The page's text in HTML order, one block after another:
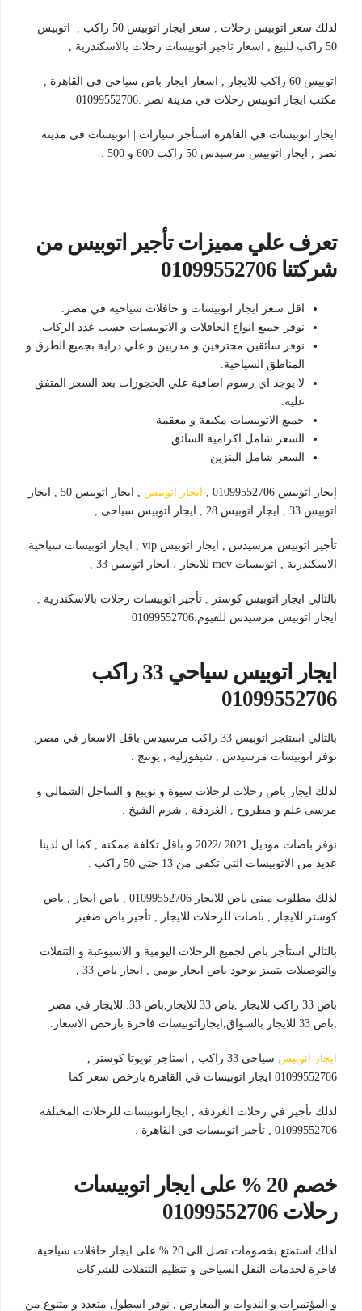
لذلك سعر اتوبيس رحلات , سعر ايجار اتوبيس 50 راكب , اتوبيس
50 راكب للبيع , اسعار تاجير اتوبيسات رحلات بالاسكندرية ,
اتوبيس 60 راكب للايجار , اسعار ايجار باص سياحي في القاهرة ,
مكتب ايجار اتوبيس رحلات في مدينة نصر .01099552706
ايجار اتوبيسات في القاهرة استأجر سيارات | اتوبيسات فى مدينة
نصر , ايجار اتوبيس مرسيدس 50 راكب 600 و 500 .
تعرف علي مميزات تأجير اتوبيس من
شركتنا 01099552706
اقل سعر ايجار اتوبيسات و حافلات سياحية في مصر.
نوفر جميع انواع الحافلات و الاتوبيسات حسب عدد الركاب.
نوفر سائقين محترفين و مدربين و علي دراية بجميع الطرق و
المناطق السياحية.
لا يوجد اي رسوم اضافية علي الحجوزات بعد السعر المتفق
عليه.
جميع الاتوبيسات مكيفة و معقمة
السعر شامل اكرامية السائق
السعر شامل البنزين
إيجار اتوبيس 01099552706 , ايجار اتوبيس
, ايجار اتوبيس 50 , ايجار
اتوبيس 33 , ايجار اتوبيس 28 , ايجار اتوبيس سياحى ,
تأجير اتوبيس مرسيدس , ايجار اتوبيس vip , ايجار اتوبيسات سياحية
الاسكندرية , اتوبيسات mcv للايجار ، ايجار اتوبيس 33 ,
بالتالي ايجار اتوبيس كوستر , تأجير اتوبيسات رحلات بالاسكندرية ,
ايجار اتوبيس مرسيدس للفيوم.01099552706
ايجار اتوبيس سياحي 33 راكب
01099552706
بالتالي استئجر اتوبيس 33 راكب مرسيدس باقل الاسعار في مصر,
نوفر اتوبيسات مرسيدس , شيفورليه , يوتنج .
لذلك ايجار باص رحلات لرحلات سيوة و نويبع و الساحل الشمالي و
مرسى علم و مطروح , الغردقة , شرم الشيخ .
نوفر باصات موديل 2021 /2022 و باقل تكلفة ممكنه , كما ان لدينا
عديد من الاتوبيسات التي تكفى من 13 حتى 50 راكب .
لذلك مطلوب ميني باص للايجار 01099552706 , باص ايجار , باص
كوستر للايجار , باصات للرحلات للايجار , تأجير باص صغير .
بالتالي استأجر باص لجميع الرحلات اليومية و الاسبوعبة و التنقلات
والتوصيلات يتميز بوجود باص ايجار يومي , ايجار باص 33 ,
باص 33 راكب للايجار ,باص 33 للايجار,باص 33. للايجار في مصر
,باص 33 للايجار بالسواق,ايجاراتوبيسات فاخرة بارخص الاسعار.
ايجار اتوبيس
سياحى 33 راكب , استاجر تويوتا كوستر ,
01099552706 ايجار اتوبيسات في القاهرة بارخص سعر كما
لذلك تأجير في رحلات الغردقة , ايجاراتوبيسات للرحلات المختلفة
01099552706 , تأجير اتوبيسات في القاهرة .
خصم 20 % على ايجار اتوبيسات
رحلات 01099552706
لذلك استمتع بخصومات تصل الى 20 % على ايجار حافلات سياحية
فاخرة لخدمات النقل السياحي و تنظيم التنقلات للشركات
و المؤتمرات و الندوات و المعارض , نوفر اسطول متعدد و متنوع من